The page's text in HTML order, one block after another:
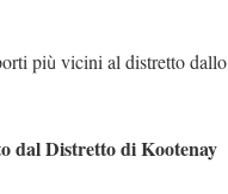
più vicini al distretto dallo
dal Distretto di Kootenay